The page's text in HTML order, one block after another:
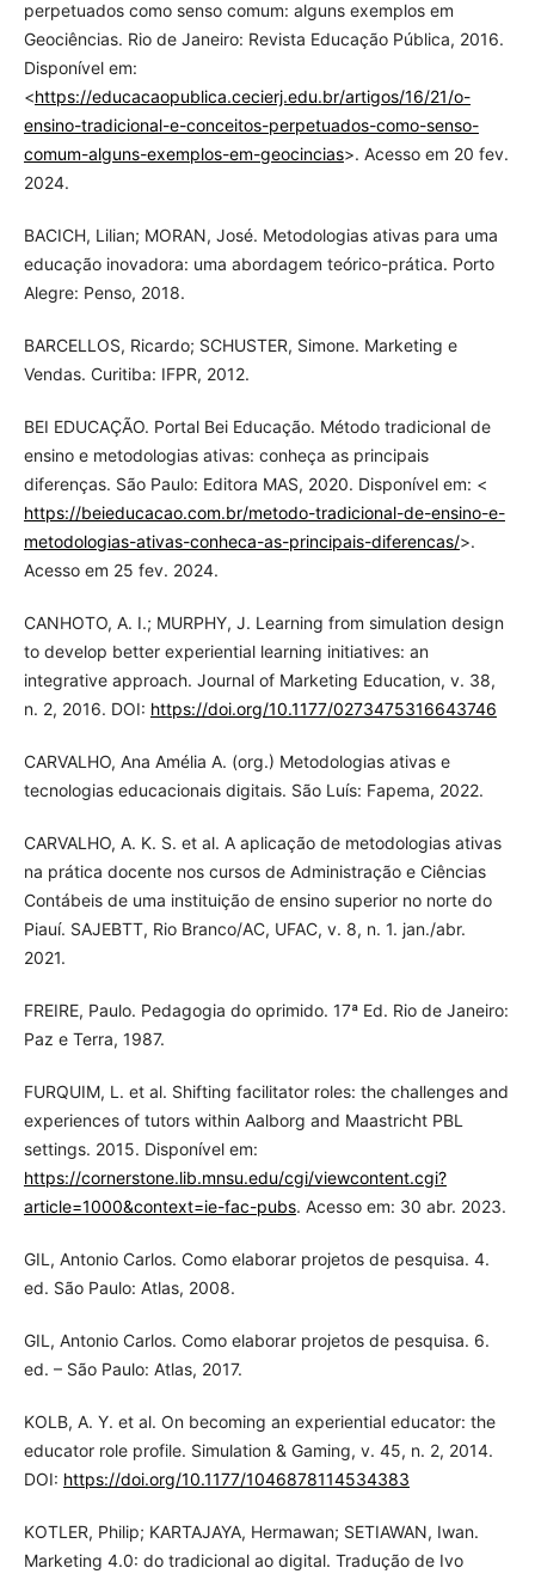
perpetuados como senso comum: alguns exemplos em
Geociências. Rio de Janeiro: Revista Educação Pública, 2016.
Disponível em:
<https://educacaopublica.cecierj.edu.br/artigos/16/21/o-
ensino-tradicional-e-conceitos-perpetuados-como-senso-
comum-alguns-exemplos-em-geocincias>. Acesso em 20 fev.
2024.
BACICH, Lilian; MORAN, José. Metodologias ativas para uma
educação inovadora: uma abordagem teórico-prática. Porto
Alegre: Penso, 2018.
BARCELLOS, Ricardo; SCHUSTER, Simone. Marketing e
Vendas. Curitiba: IFPR, 2012.
BEI EDUCAÇÃO. Portal Bei Educação. Método tradicional de
ensino e metodologias ativas: conheça as principais
diferenças. São Paulo: Editora MAS, 2020. Disponível em: <
https://beieducacao.com.br/metodo-tradicional-de-ensino-e-
metodologias-ativas-conheca-as-principais-diferencas/>.
Acesso em 25 fev. 2024.
CANHOTO, A. I.; MURPHY, J. Learning from simulation design
to develop better experiential learning initiatives: an
integrative approach. Journal of Marketing Education, v. 38,
n. 2, 2016. DOI: https://doi.org/10.1177/0273475316643746
CARVALHO, Ana Amélia A. (org.) Metodologias ativas e
tecnologias educacionais digitais. São Luís: Fapema, 2022.
CARVALHO, A. K. S. et al. A aplicação de metodologias ativas
na prática docente nos cursos de Administração e Ciências
Contábeis de uma instituição de ensino superior no norte do
Piauí. SAJEBTT, Rio Branco/AC, UFAC, v. 8, n. 1. jan./abr.
2021.
FREIRE, Paulo. Pedagogia do oprimido. 17ª Ed. Rio de Janeiro:
Paz e Terra, 1987.
FURQUIM, L. et al. Shifting facilitator roles: the challenges and
experiences of tutors within Aalborg and Maastricht PBL
settings. 2015. Disponível em:
https://cornerstone.lib.mnsu.edu/cgi/viewcontent.cgi?
article=1000&context=ie-fac-pubs. Acesso em: 30 abr. 2023.
GIL, Antonio Carlos. Como elaborar projetos de pesquisa. 4.
ed. São Paulo: Atlas, 2008.
GIL, Antonio Carlos. Como elaborar projetos de pesquisa. 6.
ed. – São Paulo: Atlas, 2017.
KOLB, A. Y. et al. On becoming an experiential educator: the
educator role profile. Simulation & Gaming, v. 45, n. 2, 2014.
DOI: https://doi.org/10.1177/1046878114534383
KOTLER, Philip; KARTAJAYA, Hermawan; SETIAWAN, Iwan.
Marketing 4.0: do tradicional ao digital. Tradução de Ivo